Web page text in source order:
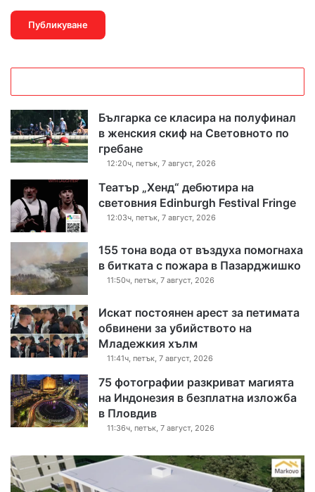
Българка се класира на полуфинал
в женския скиф на Световното по
гребане
12:20ч, петък, 7 август, 2026
Театър „Хенд“ дебютира на
световния Edinburgh Festival Fringe
12:03ч, петък, 7 август, 2026
155 тона вода от въздуха помогнаха
в битката с пожара в Пазарджишко
11:50ч, петък, 7 август, 2026
Искат постоянен арест за петимата
обвинени за убийството на
Младежкия хълм
11:41ч, петък, 7 август, 2026
75 фотографии разкриват магията
на Индонезия в безплатна изложба
в Пловдив
11:36ч, петък, 7 август, 2026